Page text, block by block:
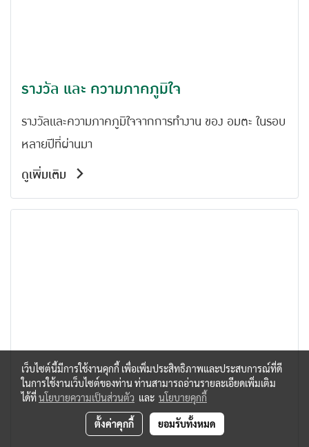
รางวัล และ ความภาคภูมิใจ
รางวัลและความภาคภูมิใจจากการทำงาน ของ อมตะ ในรอบ
หลายปีที่ผ่านมา
ดูเพิ่มเติม
เว็บไซต์นี้มีการใช้งานคุกกี้ เพื่อเพิ่มประสิทธิภาพและประสบการณ์ที่ดี
ในการใช้งานเว็บไซต์ของท่าน ท่านสามารถอ่านรายละเอียดเพิ่มเติม
ได้ที่นโยบายความเป็นส่วนตัว และ นโยบายคุกกี้
ตั้งค่าคุกกี้ ยอมรับทั้งหมด